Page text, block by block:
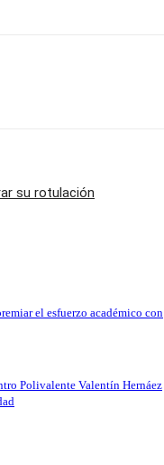
su rotulación
el esfuerzo académico con
Polivalente Valentín Hernáez